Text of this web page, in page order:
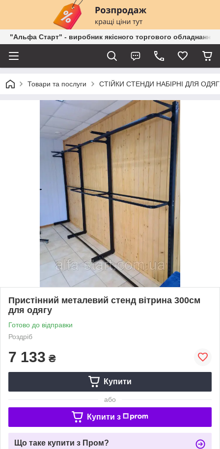
"Альфа Старт" - виробник якісного торгового обладнання
Товари та послуги СТІЙКИ СТЕНДИ НАБІРНІ ДЛЯ
Пристінний металевий стенд вітрина 300см
для одягу
Готово до відправки
Роздріб
7 133 ₴
Купити
або
Купити з
Що таке купити з Пром?